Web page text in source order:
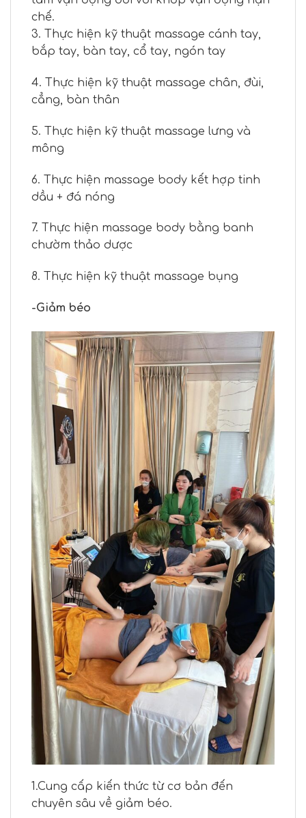
chế.
3. Thực hiện kỹ thuật massage cánh tay,
bắp tay, bàn tay, cổ tay, ngón tay
4. Thực hiện kỹ thuật massage chân, đùi,
cẳng, bàn thân
5. Thực hiện kỹ thuật massage lưng và
mông
6. Thực hiện massage body kết hợp tinh
dầu + đá nóng
7. Thực hiện massage body bằng banh
chườm thảo dược
8. Thực hiện kỹ thuật massage bụng
-Giảm béo
1.Cung cấp kiến thức từ cơ bản đến
chuyên sâu về giảm béo.